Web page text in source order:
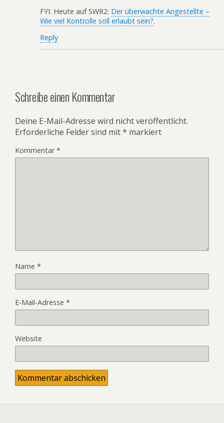
FYI: Heute auf SWR2: Der überwachte Angestellte –
Wie viel Kontrolle soll erlaubt sein?.
Reply
Schreibe einen Kommentar
Deine E-Mail-Adresse wird nicht veröffentlicht.
Erforderliche Felder sind mit* markiert
Kommentar*
Name *
E-Mail-Adresse *
Website